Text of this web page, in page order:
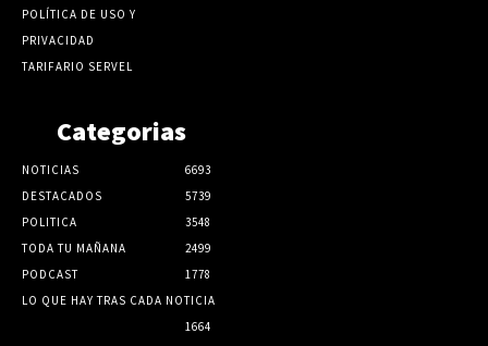
POLÍTICA DE USO Y
PRIVACIDAD
TARIFARIO SERVEL
Categorias
NOTICIAS
6693
DESTACADOS
5739
POLITICA
3548
TODA TU MAÑANA
2499
PODCAST
1778
LO QUE HAY TRAS CADA NOTICIA
1664